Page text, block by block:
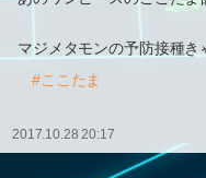
マジメタモンの予防接種き
#ここたま
2017.10.28 20:17